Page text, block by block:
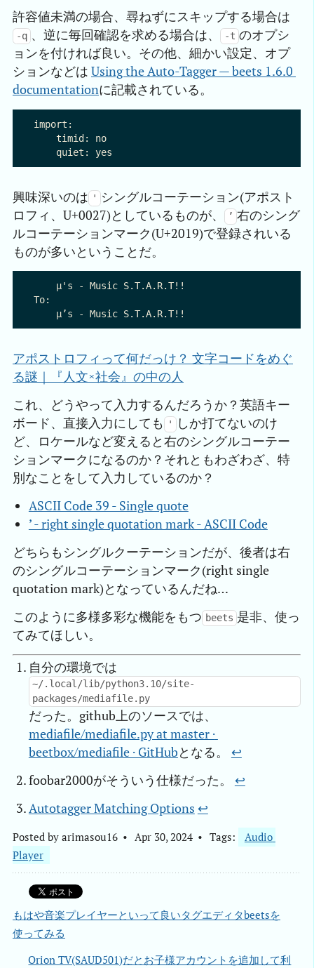
許容値未満の場合、尋ねずにスキップする場合は
-q 、逆に毎回確認を求める場合は、 -t のオプシ
ョンを付ければ良い。その他、細かい設定、オプ
ションなどは Using the Auto-Tagger — beets 1.6.0
documentationに記載されている。
import:
    timid: no
興味深いのは '
シングルコーテーション(アポスト
ロフィ、U+0027)としているものが、
’ 右のシング
ルコーテーションマーク(U+2019)で登録されいる
ものが多いということだ。
    μ's - Music S.T.A.R.T!!
To:
アポストロフィって何だっけ？ 文字コードをめぐ
る謎｜『人文×社会』の中の人
これ、どうやって入力するんだろうか？英語キー
ボード、直接入力にしても
'
しか打てないのけ
ど、ロケールなど変えると右のシングルコーテー
ションマークになるのか？それともわざわざ、特
別なことをして入力しているのか？
ASCII Code 39 - Single quote
’ - right single quotation mark - ASCII Code
どちらもシングルクーテーションだが、後者は右
のシングルコーテーションマーク(right single
quotation mark)となっているんだね…
このように多様多彩な機能をもつ beets 是非、使っ
てみてほしい。
自分の環境では
~/.local/lib/python3.10/site-
packages/mediafile.py
だった。github上のソースでは、
mediafile/mediafile.py at master ·
beetbox/mediafile · GitHubとなる。 ↩︎
foobar2000がそういう仕様だった。 ↩︎
Autotagger Matching Options ↩︎
Posted by arimasou16 Apr 30, 2024 Tags:
Audio
Player
もはや音楽プレイヤーといって良いタグエディタbeetsを
使ってみる
Orion TV(SAUD501)だとお子様アカウントを追加して利